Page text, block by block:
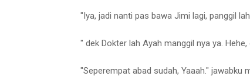
"Iya, jadi nanti pas bawa Jimi lagi, panggil
" dek Dokter lah Ayah manggil nya ya.
"Seperempat abad sudah, Yaaah." jawabku